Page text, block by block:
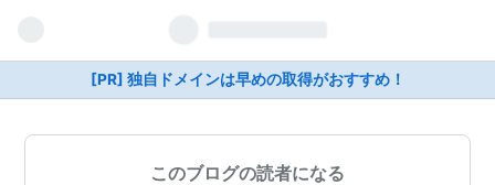
[PR] 独自ドメインは早めの取得がおすすめ！
このブログの読者になる